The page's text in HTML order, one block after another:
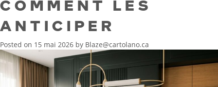
COMMENT LES
ANTICIPER
Posted on 15 mai 2026 by Blaze@cartolano.ca